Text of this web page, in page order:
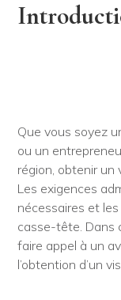
Que vous soyez
ou un
région, obtenir un
Les exigences
nécessaires et
casse-tête. Dans
faire appel à un
l’obtention d’un